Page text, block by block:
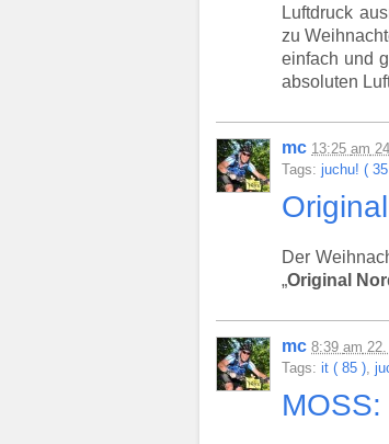
Luftdruck
zu
einfach und
absoluten
mc 13:25 am
Tags: juchu! (
Der
„Original
mc 8:39 am
Tags: it ( 85 )